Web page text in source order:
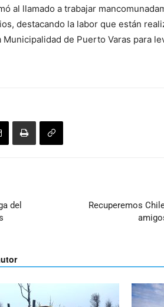
al llamado a trabajar
destacando la labor que están
de Puerto Varas para
del
Recuperemos